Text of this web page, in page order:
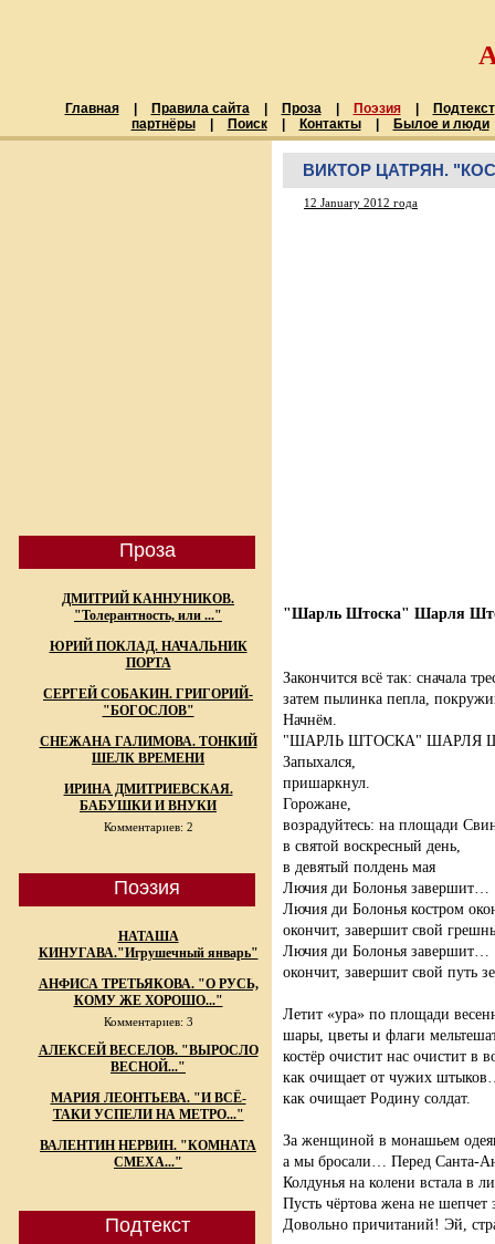
Главная Правила сайта Проза Поэзия
Подтекст
партнёры
Поиск Контакты Былое и люди
Проза
ДМИТРИЙ КАННУНИКОВ.
"Толерантность, или ..."
ЮРИЙ ПОКЛАД. НАЧАЛЬНИК
ПОРТА
СЕРГЕЙ СОБАКИН. ГРИГОРИЙ-
"БОГОСЛОВ"
СНЕЖАНА ГАЛИМОВА. ТОНКИЙ
ШЕЛК ВРЕМЕНИ
ИРИНА ДМИТРИЕВСКАЯ.
БАБУШКИ И ВНУКИ
Комментариев: 2
Поэзия
НАТАША
КИНУГАВА."Игрушечный январь"
АНФИСА ТРЕТЬЯКОВА. "О РУСЬ,
КОМУ ЖЕ ХОРОШО..."
Комментариев: 3
АЛЕКСЕЙ ВЕСЕЛОВ. "ВЫРОСЛО
ВЕСНОЙ..."
МАРИЯ ЛЕОНТЬЕВА. "И ВСЁ-
ТАКИ УСПЕЛИ НА МЕТРО..."
ВАЛЕНТИН НЕРВИН. "КОМНАТА
СМЕХА..."
Подтекст
ВИКТОР ЦАТРЯН.
12 January 2012 года
"Шарль Штоска" Шарля
Закончится всё так: сначала
затем пылинка пепла,
Начнём.
"ШАРЛЬ ШТОСКА" ШАРЛЯ
Запыхался,
пришаркнул.
Горожане,
возрадуйтесь: на площади
в святой воскресный день,
в девятый полдень мая
Лючия ди Болонья завершит…
Лючия ди Болонья костром
окончит, завершит свой
Лючия ди Болонья завершит…
окончит, завершит свой путь
Летит «ура» по площади
шары, цветы и флаги
костёр очистит нас очистит в
как очищает от чужих
как очищает Родину солдат.
За женщиной в монашьем
а мы бросали… Перед Санта-
Колдунья на колени встала в
Пусть чёртова жена не
Довольно причитаний! Эй,